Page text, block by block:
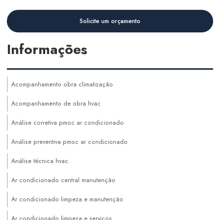
Solicite um orçamento
Informações
Acompanhamento obra climatização
Acompanhamento de obra hvac
Análise corretiva pmoc ar condicionado
Análise preventiva pmoc ar condicionado
Análise técnica hvac
Ar condicionado central manutenção
Ar condicionado limpeza e manutenção